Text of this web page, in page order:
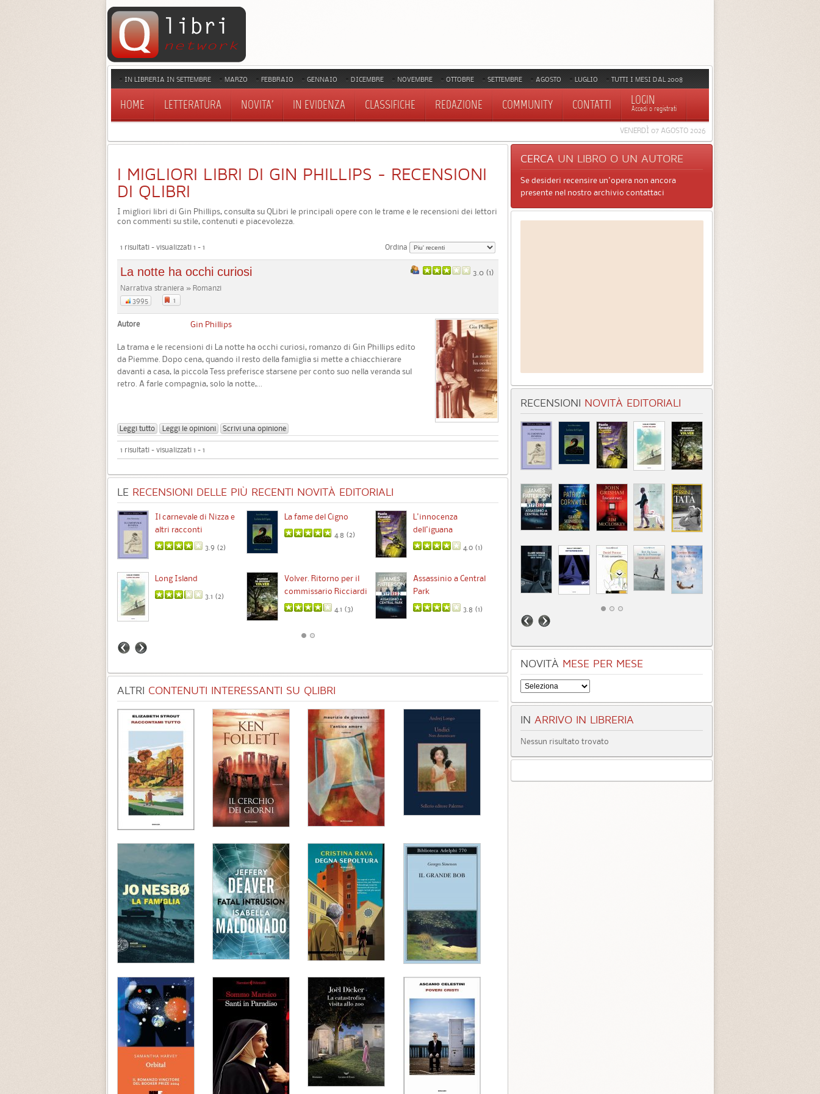
IN LIBRERIA IN SETTEMBRE MARZO FEBBRAIO GENNAIO DICEMBRE NOVEMBRE OTTOBRE SETTEMBRE AGOSTO LUGLIO TUTTI I MESI DAL 2008
HOME LETTERATURA NOVITA' IN EVIDENZA CLASSIFICHE REDAZIONE COMMUNITY CONTATTI LOGIN
Accedi o registrati
VENERDÌ 07 AGOSTO 2026
I MIGLIORI LIBRI DI GIN PHILLIPS - RECENSIONI
DI QLIBRI
I migliori libri di Gin Phillips, consulta su QLibri le principali opere con le trame e le recensioni dei lettori
con commenti su stile, contenuti e piacevolezza.
1 risultati - visualizzati 1 - 1 Ordina
3.0 (1)
La notte ha occhi curiosi
Narrativa straniera » Romanzi
3995
1
Autore Gin Phillips
La trama e le recensioni di La notte ha occhi curiosi, romanzo di Gin Phillips edito
da Piemme. Dopo cena, quando il resto della famiglia si mette a chiacchierare
davanti a casa, la piccola Tess preferisce starsene per conto suo nella veranda sul
retro. A farle compagnia, solo la notte,...
Leggi tutto Leggi le opinioni Scrivi una opinione
1 risultati - visualizzati 1 - 1
LE RECENSIONI DELLE PIÙ RECENTI NOVITÀ EDITORIALI
Il carnevale di Nizza e
altri racconti
3.9 (2)
La fame del Cigno
4.8 (2)
L'innocenza
dell'iguana
4.0 (1)
Long Island
3.1 (2)
Volver. Ritorno per il
commissario Ricciardi
4.1 (3)
Assassinio a Central
Park
3.8 (1)
Identità sconosciuta
3.3 (1)
Incastrati
Tatà
3.3 (4)
Quando ormai era
tardi
ALTRI CONTENUTI INTERESSANTI SU QLIBRI
CERCA UN LIBRO O UN AUTORE
Se desideri recensire un'opera non ancora
presente nel nostro archivio contattaci
RECENSIONI NOVITÀ EDITORIALI
NOVITÀ MESE PER MESE
IN ARRIVO IN LIBRERIA
Nessun risultato trovato